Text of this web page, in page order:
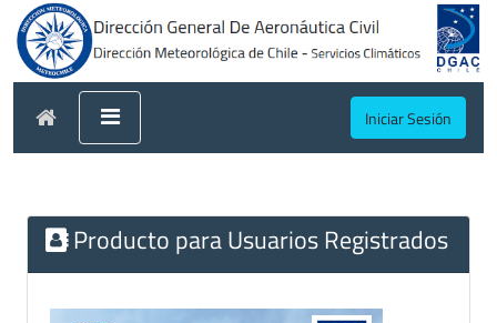
Iniciar Sesión
Producto para Usuarios Registrados